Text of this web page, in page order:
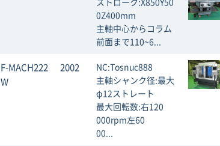
0Z400mm
主軸中心からコラム
前面まで110~6...
F-MACH222
W
2002
NC:Tosnuc888
主軸シャンク径:最大
φ12ストレート
最大回転数:右120
000rpm左60
00...